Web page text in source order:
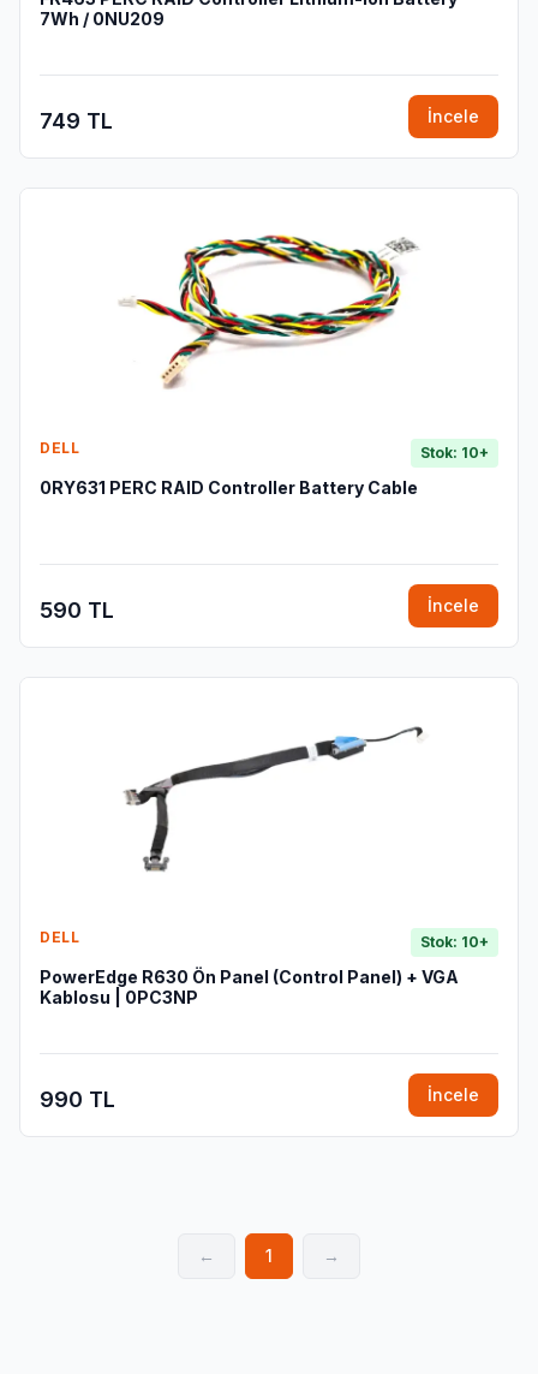
7Wh / 0NU209
749 TL İncele
DELL Stok: 10+
0RY631 PERC RAID Controller Battery Cable
590 TL İncele
DELL Stok: 10+
PowerEdge R630 Ön Panel (Control Panel) + VGA
Kablosu | 0PC3NP
990 TL İncele
← 1 →